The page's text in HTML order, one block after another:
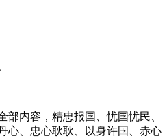
部内容，精忠报国、忧国忧民、
心、忠心耿耿、以身许国、赤心